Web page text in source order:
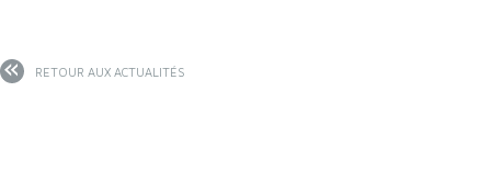
RETOUR AUX ACTUALITÉS